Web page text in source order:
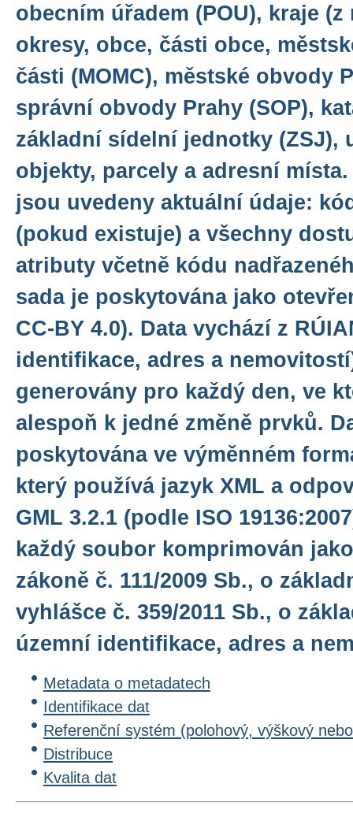
obecním úřadem (POU), kraje (z
okresy, obce, části obce,
části (MOMC), městské obvody
správní obvody Prahy (SOP),
základní sídelní jednotky (ZSJ),
objekty, parcely a adresní
jsou uvedeny aktuální údaje:
(pokud existuje) a všechny
atributy včetně kódu
sada je poskytována jako
CC-BY 4.0). Data vychází z
identifikace, adres a
generovány pro každý den, ve
alespoň k jedné změně prvků.
poskytována ve výměnném
který používá jazyk XML a
GML 3.2.1 (podle ISO
každý soubor komprimován
zákoně č. 111/2009 Sb., o
vyhlášce č. 359/2011 Sb., o
územní identifikace, adres a
Metadata o metadatech
Identifikace dat
Referenční systém (polohový, výškový
Distribuce
Kvalita dat